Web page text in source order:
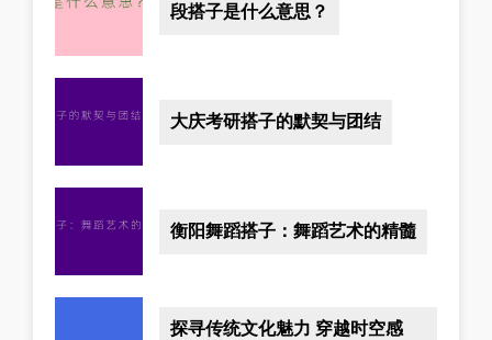
段搭子是什么意思？
大庆考研搭子的默契与团结
衡阳舞蹈搭子：舞蹈艺术的精髓
探寻传统文化魅力 穿越时空感